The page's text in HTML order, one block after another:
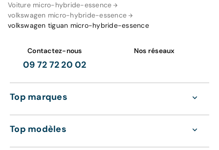
Voiture micro-hybride-essence
volkswagen micro-hybride-essence
volkswagen tiguan micro-hybride-essence
Contactez-nous
09 72 72 20 02
Nos réseaux
Top marques
Top modèles